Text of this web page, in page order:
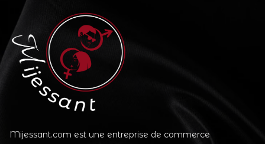
Mijessant.com est une entreprise de commerce